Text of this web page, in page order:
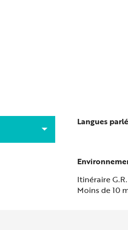
Langues
Langues
Itinéraire
Moins de 10